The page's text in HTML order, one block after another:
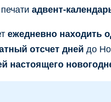
адвент-
ежедневно находить
отсчет дней до
настоящего